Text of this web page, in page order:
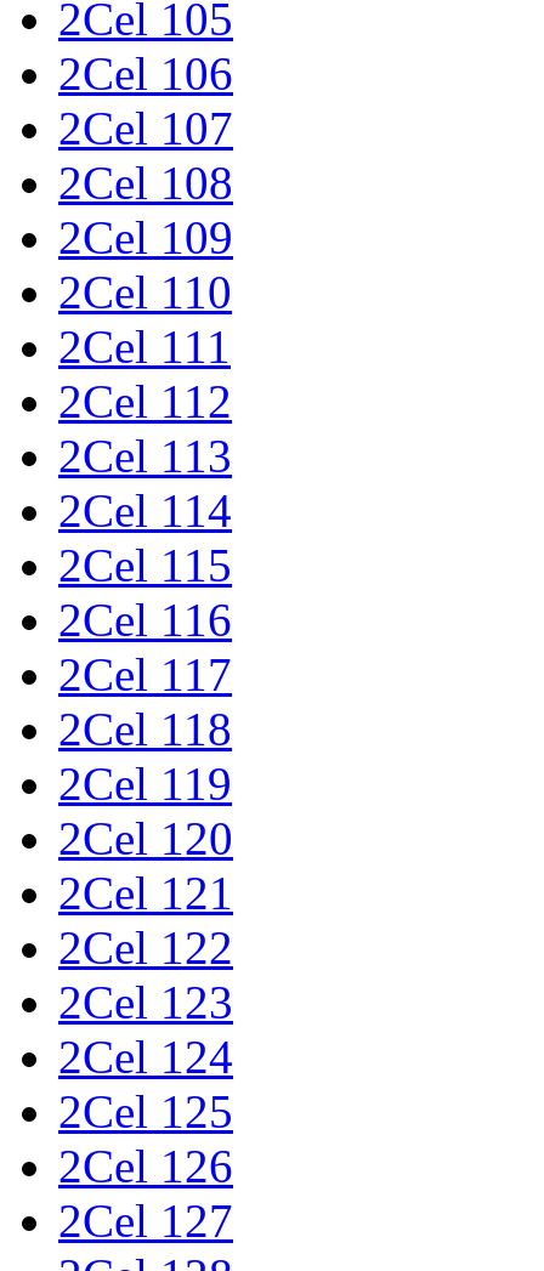
2Cel 105
2Cel 106
2Cel 107
2Cel 108
2Cel 109
2Cel 110
2Cel 111
2Cel 112
2Cel 113
2Cel 114
2Cel 115
2Cel 116
2Cel 117
2Cel 118
2Cel 119
2Cel 120
2Cel 121
2Cel 122
2Cel 123
2Cel 124
2Cel 125
2Cel 126
2Cel 127